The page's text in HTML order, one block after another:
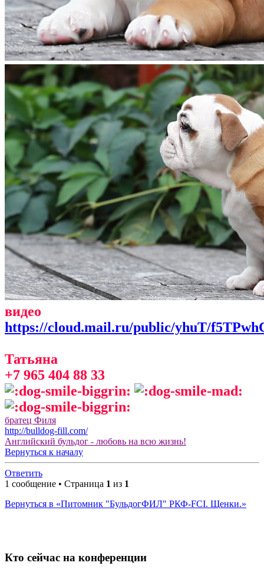
видео
https://cloud.mail.ru/public/yhuT/
Татьяна
+7 965 404 88 33
братец Филя
http://bulldog-fill.com/
Английский бульдог - любовь на всю жизнь!
Вернуться к началу
Ответить
1 сообщение • Страница 1 из 1
Вернуться в «Питомник "БульдогФИЛ" РКФ-FCI. Щенки.»
Кто сейчас на конференции